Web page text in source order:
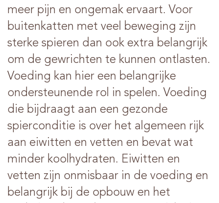
meer pijn en ongemak ervaart. Voor
buitenkatten met veel beweging zijn
sterke spieren dan ook extra belangrijk
om de gewrichten te kunnen ontlasten.
Voeding kan hier een belangrijke
ondersteunende rol in spelen. Voeding
die bijdraagt aan een gezonde
spierconditie is over het algemeen rijk
aan eiwitten en vetten en bevat wat
minder koolhydraten. Eiwitten en
vetten zijn onmisbaar in de voeding en
belangrijk bij de opbouw en het